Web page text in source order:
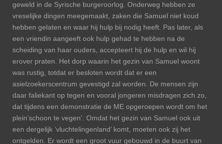
geweld in de Syrische burgeroorlog. Onderweg hebben ze
vreselijke dingen meegemaakt, zaken die Samuel niet koud
hebben gelaten en waar hij hulp bij nodig heeft. Pas later, als
een vriendin aangeeft ook hulp gehad te hebben na de
scheiding van haar ouders, accepteert hij de hulp en wil hij
erover praten. Het dorp waarin het gezin van Samuel woont
was rustig, totdat er besloten wordt dat er een
asielzoekerscentrum gevestigd zal worden. De mensen zijn
daar faliekant op tegen en vooral jongeren misdragen zich zo,
dat tijdens een demonstratie de ME opgeroepen wordt om het
plein’schoon te vegen’. Omdat het gezin van Samuel ook uit
een dergelijk ‘vluchtelingenland’ komt, moeten ook zij het
ontgelden. Er wordt een groot vuur gebouwd in de buurt van